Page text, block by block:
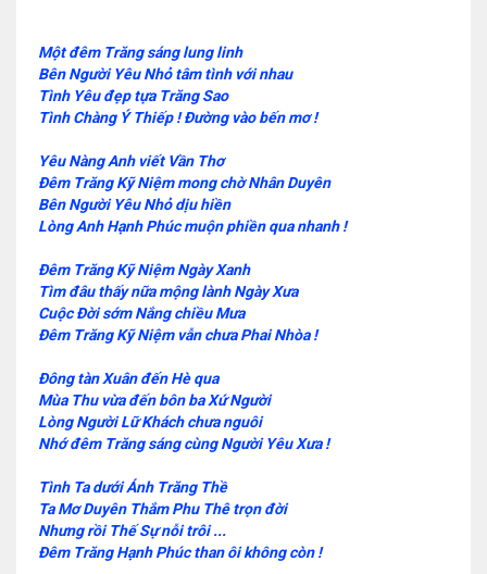
Một đêm Trăng sáng lung linh
Bên Người Yêu Nhỏ tâm tình với nhau
Tình Yêu đẹp tựa Trăng Sao
Tình Chàng Ý Thiếp ! Đường vào bến mơ !
Yêu Nàng Anh viết Vần Thơ
Đêm Trăng Kỹ Niệm mong chờ Nhân Duyên
Bên Người Yêu Nhỏ dịu hiền
Lòng Anh Hạnh Phúc muộn phiền qua nhanh !
Đêm Trăng Kỹ Niệm Ngày Xanh
Tìm đâu thấy nữa mộng lành Ngày Xưa
Cuộc Đời sớm Nắng chiều Mưa
Đêm Trăng Kỹ Niệm vẫn chưa Phai Nhòa !
Đông tàn Xuân đến Hè qua
Mùa Thu vừa đến bôn ba Xứ Người
Lòng Người Lữ Khách chưa nguôi
Nhớ đêm Trăng sáng cùng Người Yêu Xưa !
Tình Ta dưới Ánh Trăng Thề
Ta Mơ Duyên Thắm Phu Thê trọn đời
Nhưng rồi Thế Sự nỗi trôi ...
Đêm Trăng Hạnh Phúc than ôi không còn !